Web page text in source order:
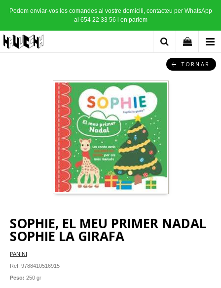
Podem enviar-vos les comandes al vostre domicili, contacteu per WhatsApp
al 654 22 33 56 i en parlem
TORNAR
SOPHIE, EL MEU PRIMER NADAL
SOPHIE LA GIRAFA
PANINI
Ref. 9788410516915
Peso: 250 gr